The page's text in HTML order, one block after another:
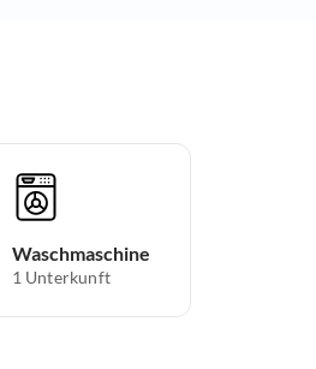
Waschmaschine
1 Unterkunft